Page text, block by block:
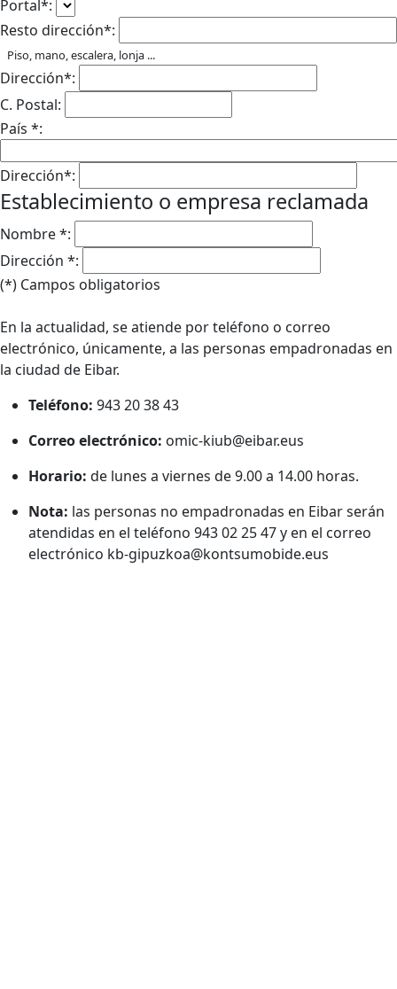
Portal*:
Resto dirección*:
Piso, mano, escalera, lonja ...
Dirección*:
C. Postal:
País *:
Dirección*:
Establecimiento o empresa reclamada
Nombre *:
Dirección *:
(*) Campos obligatorios
En la actualidad, se atiende por teléfono o correo
electrónico, únicamente, a las personas empadronadas en
la ciudad de Eibar.
Teléfono: 943 20 38 43
Correo electrónico: omic-kiub@eibar.eus
Horario: de lunes a viernes de 9.00 a 14.00 horas.
Nota: las personas no empadronadas en Eibar serán
atendidas en el teléfono 943 02 25 47 y en el correo
electrónico kb-gipuzkoa@kontsumobide.eus